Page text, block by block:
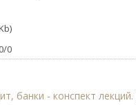
/0
банки - конспект лекций.